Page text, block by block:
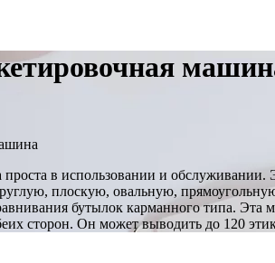
в использовании и
плоскую, овальную,
бутылок карманного типа. Эта
сторон. Он может выводить до 120